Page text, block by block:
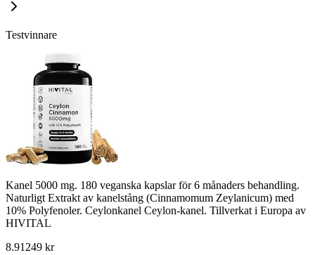
Testvinnare
Kanel 5000 mg. 180 veganska kapslar för 6 månaders behandling.
Naturligt Extrakt av kanelstång (Cinnamomum Zeylanicum) med
10% Polyfenoler. Ceylonkanel Ceylon-kanel. Tillverkat i Europa av
HIVITAL
8.91 249 kr